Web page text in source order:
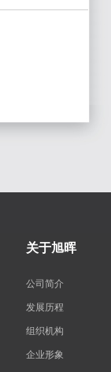
关于旭晖
公司简介
发展历程
组织机构
企业形象